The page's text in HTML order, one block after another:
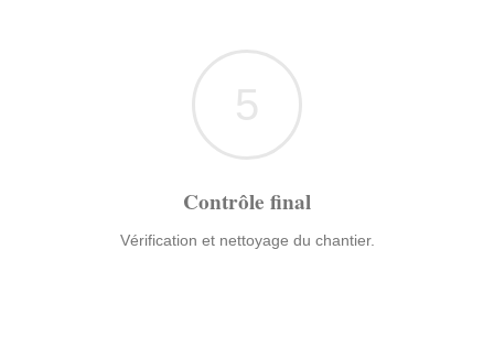
5
Contrôle final
Vérification et nettoyage du chantier.